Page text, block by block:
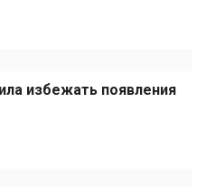
избежать появления